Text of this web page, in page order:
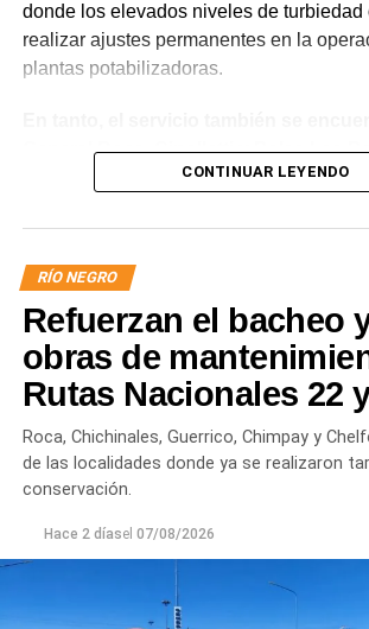
donde los elevados niveles de turbiedad
realizar ajustes permanentes en la
plantas potabilizadoras.
General Roca, Cipolletti y Balsa Las
localidades donde podrían registrarse
trabaja para sostener la producción de
Por otra parte, en Gral. E. Godoy se
turbiedad cercanos a 80 NTU, mientras
Chichinales rondan los 10 NTU. En
plantas continúan funcionando con
permanente.
Los equipos técnicos de Aguas
un seguimiento constante de la
con las condiciones que presenta el río.
CONTINUAR LEYENDO
RÍO NEGRO
Refuerzan el bacheo
obras de
Rutas Nacionales 22
Roca, Chichinales, Guerrico, Chimpay y
de las localidades donde ya se realizaron
conservación.
Hace 2 díasel 07/08/2026